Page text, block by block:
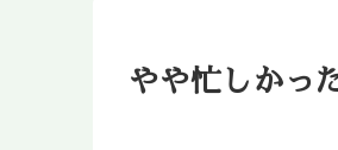
やや忙しかっ